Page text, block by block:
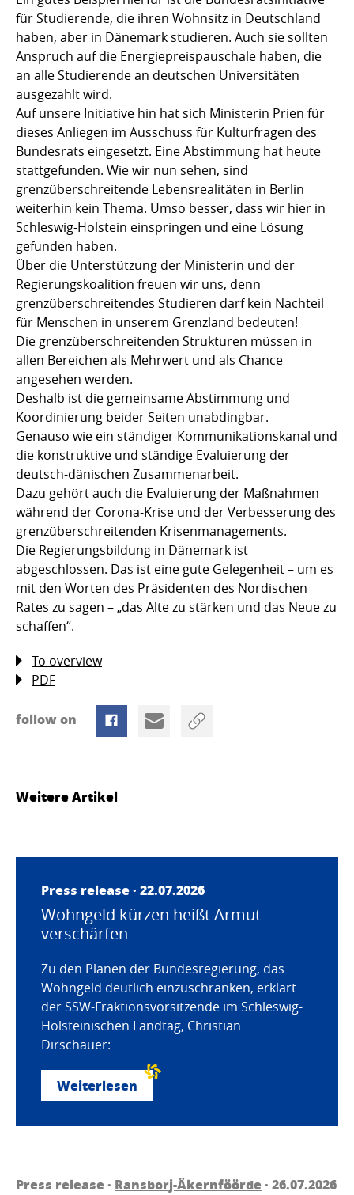
für Studierende, die ihren Wohnsitz in Deutschland
haben, aber in Dänemark studieren. Auch sie sollten
Anspruch auf die Energiepreispauschale haben, die
an alle Studierende an deutschen Universitäten
ausgezahlt wird.
Auf unsere Initiative hin hat sich Ministerin Prien für
dieses Anliegen im Ausschuss für Kulturfragen des
Bundesrats eingesetzt. Eine Abstimmung hat heute
stattgefunden. Wie wir nun sehen, sind
grenzüberschreitende Lebensrealitäten in Berlin
weiterhin kein Thema. Umso besser, dass wir hier in
Schleswig-Holstein einspringen und eine Lösung
gefunden haben.
Über die Unterstützung der Ministerin und der
Regierungskoalition freuen wir uns, denn
grenzüberschreitendes Studieren darf kein Nachteil
für Menschen in unserem Grenzland bedeuten!
Die grenzüberschreitenden Strukturen müssen in
allen Bereichen als Mehrwert und als Chance
angesehen werden.
Deshalb ist die gemeinsame Abstimmung und
Koordinierung beider Seiten unabdingbar.
Genauso wie ein ständiger Kommunikationskanal und
die konstruktive und ständige Evaluierung der
deutsch-dänischen Zusammenarbeit.
Dazu gehört auch die Evaluierung der Maßnahmen
während der Corona-Krise und der Verbesserung des
grenzüberschreitenden Krisenmanagements.
Die Regierungsbildung in Dänemark ist
abgeschlossen. Das ist eine gute Gelegenheit – um es
mit den Worten des Präsidenten des Nordischen
Rates zu sagen – „das Alte zu stärken und das Neue zu
schaffen“.
To overview
PDF
follow on
Weitere Artikel
Press release · 22.07.2026
Wohngeld kürzen heißt Armut
verschärfen
Zu den Plänen der Bundesregierung, das
Wohngeld deutlich einzuschränken, erklärt
der SSW-Fraktionsvorsitzende im Schleswig-
Holsteinischen Landtag, Christian
Dirschauer:
Weiterlesen
Press release · Ransborj-Äkernföörde· 26.07.2026